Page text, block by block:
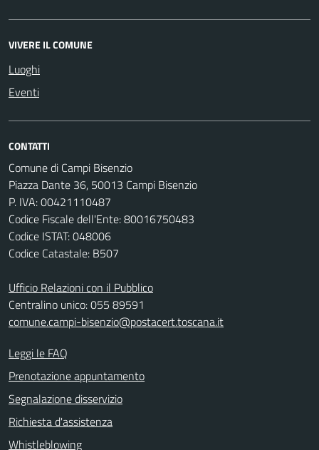
VIVERE IL COMUNE
Luoghi
Eventi
CONTATTI
Comune di Campi Bisenzio
Piazza Dante 36, 50013 Campi Bisenzio
P. IVA: 00421110487
Codice Fiscale dell'Ente: 80016750483
Codice ISTAT: 048006
Codice Catastale: B507
Ufficio Relazioni con il Pubblico
Centralino unico: 055 89591
comune.campi-bisenzio@postacert.toscana.it
Leggi le FAQ
Prenotazione appuntamento
Segnalazione disservizio
Richiesta d'assistenza
Whistleblowing